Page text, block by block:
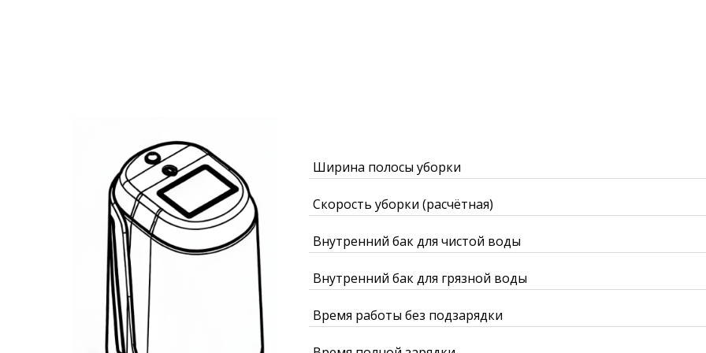
Ширина полосы уборки
Скорость уборки (расчётная)
Внутренний бак для чистой воды
Внутренний бак для грязной воды
Время работы без подзарядки